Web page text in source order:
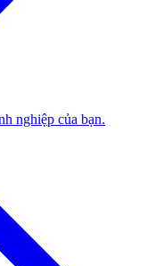
nghiệp của bạn.